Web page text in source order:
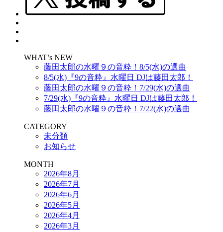
WHAT’s NEW
藤田太郎の水曜９の音粋！8/5(水)の選曲
8/5(水)『9の音粋』水曜日 DJは藤田太郎！
藤田太郎の水曜９の音粋！7/29(水)の選曲
7/29(水)『9の音粋』水曜日 DJは藤田太郎！
藤田太郎の水曜９の音粋！7/22(水)の選曲
CATEGORY
未分類
お知らせ
MONTH
2026年8月
2026年7月
2026年6月
2026年5月
2026年4月
2026年3月